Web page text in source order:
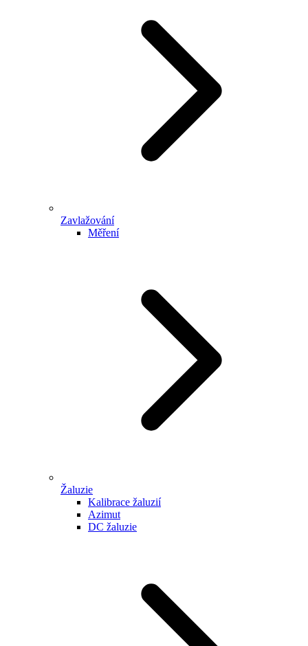
Zavlažování
Měření
Žaluzie
Kalibrace žaluzií
Azimut
DC žaluzie